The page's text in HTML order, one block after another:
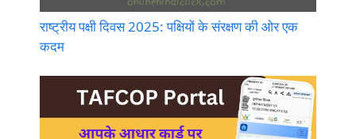
राष्ट्रीय पक्षी दिवस 2025: पक्षियों के संरक्षण की ओर एक
कदम